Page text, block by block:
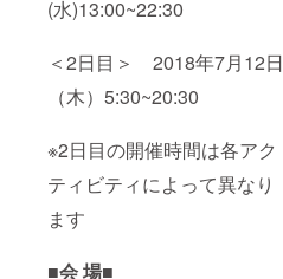
(水)13:00~22:30
＜2日目＞ 2018年7月12日
（木）5:30~20:30
※2日目の開催時間は各アク
ティビティによって異なり
ます
■会 場■